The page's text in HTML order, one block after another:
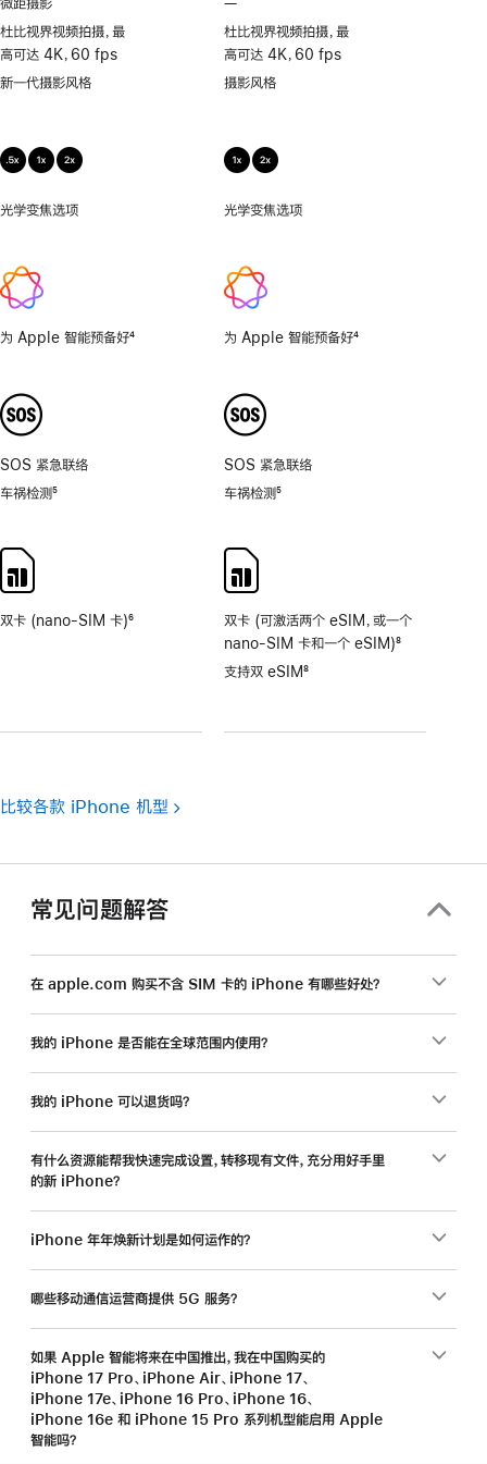
微距摄影
杜比视界视频拍摄，最
高可达 4K，60 fps
新一代摄影风格
光学变焦选项
为 Apple 智能预备好4
SOS 紧急联络
车祸检测5
双卡 (nano-SIM 卡)6
—
支
持
杜比视界视频拍摄，最
高可达 4K，60 fps
摄影风格
光学变焦选项
为 Apple 智能预备好4
SOS 紧急联络
车祸检测5
双卡 (可激活两个 eSIM，或一个
nano-SIM 卡和一个 eSIM)
脚
8
支持双 eSIM8
比较各款 iPhone 机型
常见问题解答
在 apple.com 购买不含 SIM 卡的 iPhone 有哪些好处？
我的 iPhone 是否能在全球范围内使用？
我的 iPhone 可以退货吗？
有什么资源能帮我快速完成设置，转移现有文件，充分用好手里
的新 iPhone？
iPhone 年年焕新计划是如何运作的？
哪些移动通信运营商提供 5G 服务？
如果 Apple 智能将来在中国推出，我在中国购买的
iPhone 17 Pro、iPhone Air、iPhone 17、
iPhone 17e、iPhone 16 Pro、iPhone 16、
iPhone 16e 和 iPhone 15 Pro 系列机型能启用 Apple
智能吗？